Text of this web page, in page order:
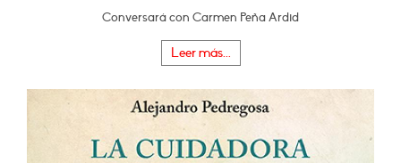
Conversará con Carmen Peña Ardid
Leer más...